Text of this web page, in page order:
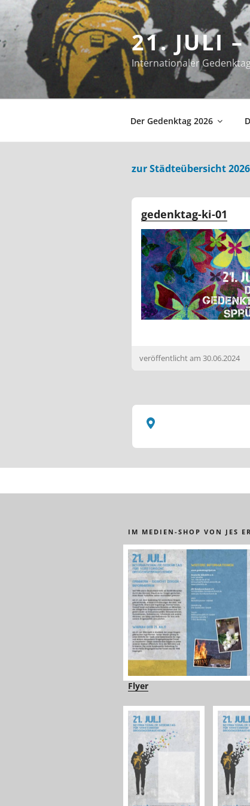
Inhalt
springen
21. JULI –
Internationaler
Der Gedenktag 2026
zur Städteübersicht 2026
gedenktag-ki-01
veröffentlicht am 30.06.2024
IM MEDIEN-SHOP VON JES
Flyer